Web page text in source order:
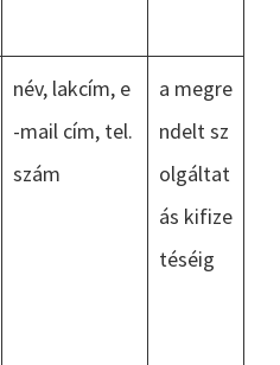
név, lakcím, e
-mail cím, tel.
szám
a megre
ndelt sz
olgáltat
ás kifize
téséig